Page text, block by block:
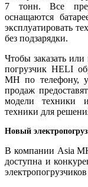
7 тонн. Все
оснащаются
эксплуатировать
без подзарядки.
Чтобы заказать или
погрузчик HELI
MH по телефону,
продаж
модели техники
техники для
Новый
В компании Asia
доступна и